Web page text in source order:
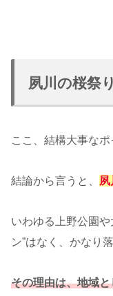
夙川の桜祭
ここ、結構大事なポ
結論から言うと、 夙
いわゆる上野公園
ン”はなく、かなり
その理由は、地域